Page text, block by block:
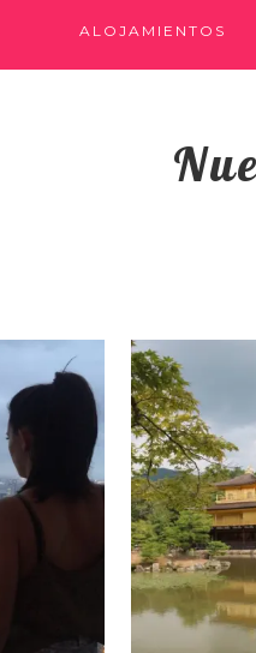
ALOJAMIENTOS